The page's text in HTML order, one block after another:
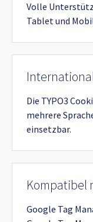
Volle
Tablet und
Die TYPO3
mehrere
einsetzbar.
Kompatibel
Google Tag